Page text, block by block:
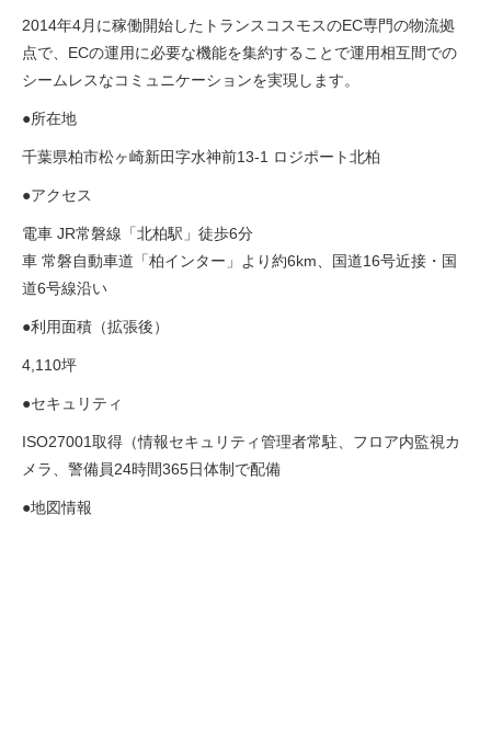
2014年4月に稼働開始したトランスコスモスのEC専門の物流拠
点で、ECの運用に必要な機能を集約することで運用相互間での
シームレスなコミュニケーションを実現します。
●所在地
千葉県柏市松ヶ崎新田字水神前13-1 ロジポート北柏
●アクセス
電車 JR常磐線「北柏駅」徒歩6分
車 常磐自動車道「柏インター」より約6km、国道16号近接・国
道6号線沿い
●利用面積（拡張後）
4,110坪
●セキュリティ
ISO27001取得（情報セキュリティ管理者常駐、フロア内監視カ
メラ、警備員24時間365日体制で配備
●地図情報